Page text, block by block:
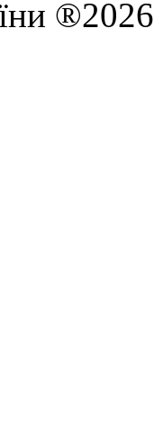
®2026